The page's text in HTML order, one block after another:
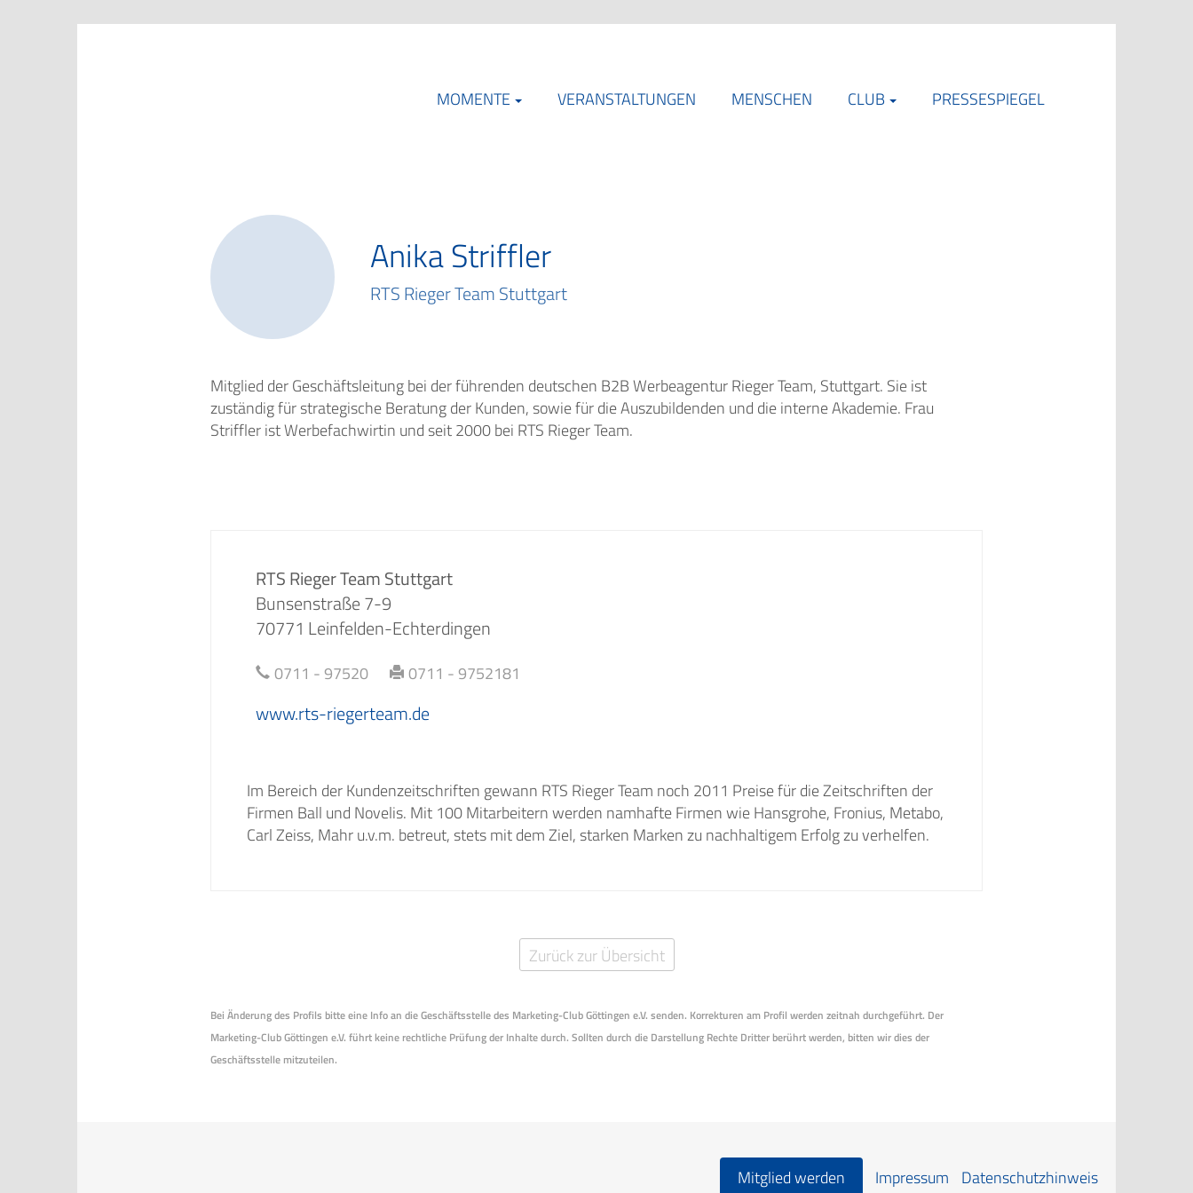
MOMENTE
VERANSTALTUNGEN MENSCHEN CLUB PRESSESPIEGEL
Anika Striffler
RTS Rieger Team Stuttgart
Mitglied der Geschäftsleitung bei der führenden deutschen B2B Werbeagentur Rieger Team, Stuttgart. Sie ist
zuständig für strategische Beratung der Kunden, sowie für die Auszubildenden und die interne Akademie. Frau
Striffler ist Werbefachwirtin und seit 2000 bei RTS Rieger Team.
RTS Rieger Team Stuttgart
Bunsenstraße 7-9
70771 Leinfelden-Echterdingen
0711 - 97520 0711 - 9752181
www.rts-riegerteam.de
Im Bereich der Kundenzeitschriften gewann RTS Rieger Team noch 2011 Preise für die Zeitschriften der
Firmen Ball und Novelis. Mit 100 Mitarbeitern werden namhafte Firmen wie Hansgrohe, Fronius, Metabo,
Carl Zeiss, Mahr u.v.m. betreut, stets mit dem Ziel, starken Marken zu nachhaltigem Erfolg zu verhelfen.
Zurück zur Übersicht
Bei Änderung des Profils bitte eine Info an die Geschäftsstelle des Marketing-Club Göttingen e.V. senden. Korrekturen am Profil werden zeitnah durchgeführt. Der
Marketing-Club Göttingen e.V. führt keine rechtliche Prüfung der Inhalte durch. Sollten durch die Darstellung Rechte Dritter berührt werden, bitten wir dies der
Geschäftsstelle mitzuteilen.
Mitglied werden Impressum Datenschutzhinweis